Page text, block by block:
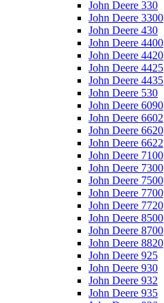
John Deere 330
John Deere 3300
John Deere 430
John Deere 4400
John Deere 4420
John Deere 4425
John Deere 4435
John Deere 530
John Deere 6090
John Deere 6602
John Deere 6620
John Deere 6622
John Deere 7100
John Deere 7300
John Deere 7500
John Deere 7700
John Deere 7720
John Deere 8500
John Deere 8700
John Deere 8820
John Deere 925
John Deere 930
John Deere 932
John Deere 935